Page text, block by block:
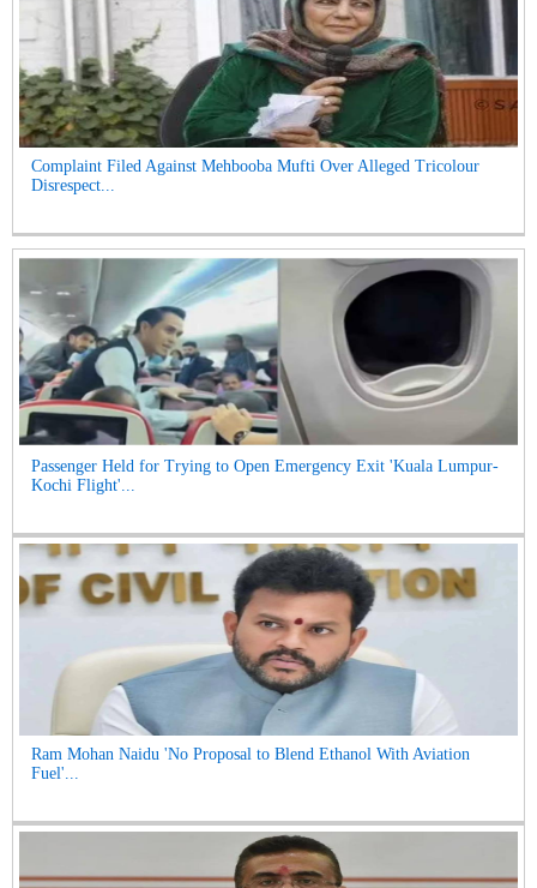
Complaint Filed Against Mehbooba Mufti Over Alleged Tricolour
Disrespect...
Passenger Held for Trying to Open Emergency Exit 'Kuala Lumpur-
Kochi Flight'...
Ram Mohan Naidu 'No Proposal to Blend Ethanol With Aviation
Fuel'...